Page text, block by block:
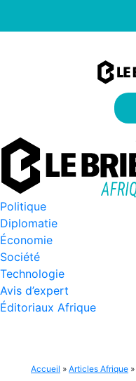
Politique
Diplomatie
Économie
Société
Technologie
Avis d’expert
Éditoriaux Afrique
Accueil » Articles Afrique »